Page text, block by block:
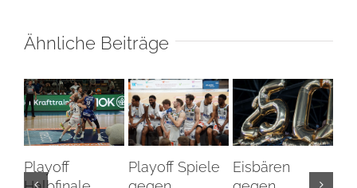
Ähnliche Beiträge
Playoff
Playoff Spiele
Eisbären